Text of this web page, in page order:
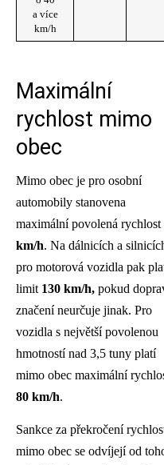
a více
km/h
Maximální
rychlost mimo
obec
Mimo obec je pro osobní
automobily stanovena
maximální povolená rychlost
km/h. Na dálnicích a
pro motorová vozidla pak
limit 130 km/h, pokud
značení neurčuje jinak. Pro
vozidla s největší povolenou
hmotností nad 3,5 tuny platí
mimo obec maximální
80 km/h.
Sankce za překročení
mimo obec se odvíjejí od